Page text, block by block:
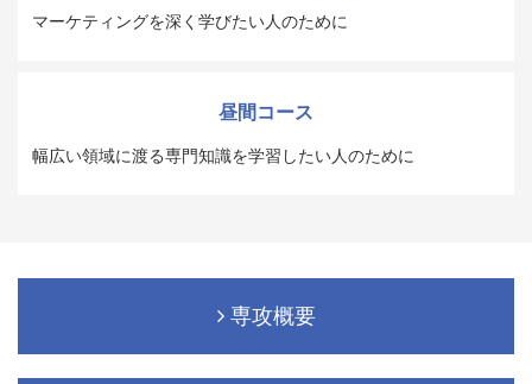
マーケティングを深く学びたい人のために
昼間コース
幅広い領域に渡る専門知識を学習したい人のために
専攻概要